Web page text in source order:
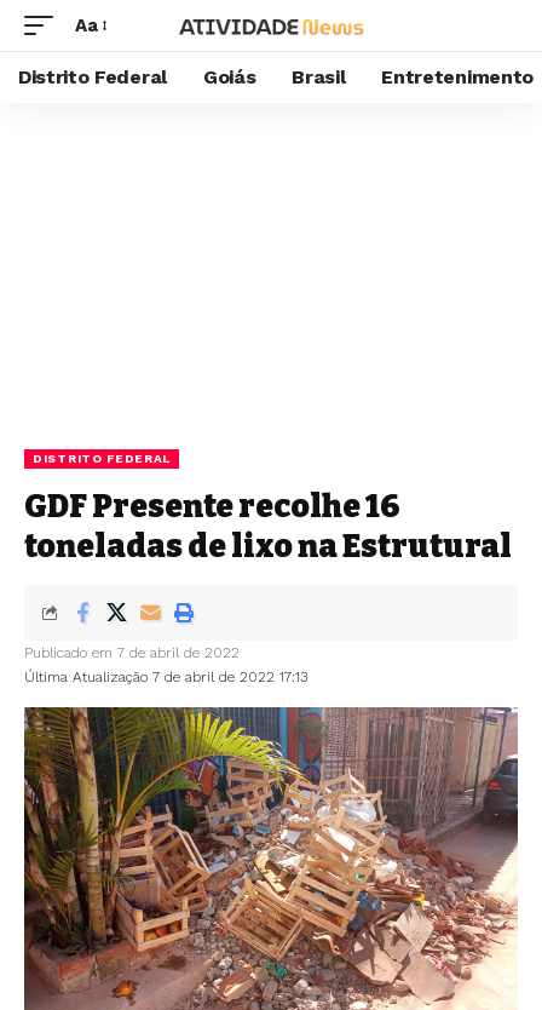
Aa
Distrito Federal Goiás Brasil Entretenimento
DISTRITO FEDERAL
GDF Presente recolhe 16
toneladas de lixo na Estrutural
Última Atualização 7 de abril de 2022 17:13
Publicado em 7 de abril de 2022